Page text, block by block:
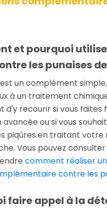
et pourquoi
les punaises
un complément
à un traitement
d'y recourir si vous faites
ou si vous
piqûres en traitant votre
Vous pouvez
comment réaliser
contre les
faire appel à la